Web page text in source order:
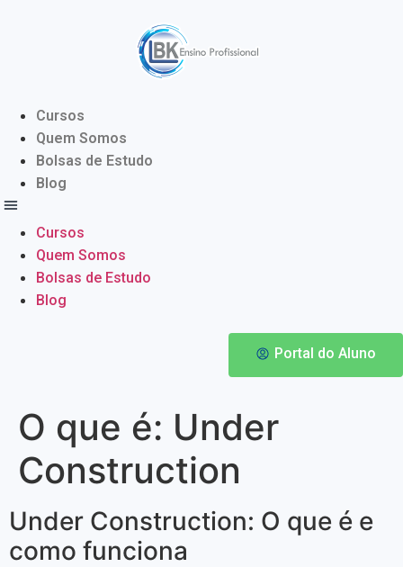
Cursos
Quem Somos
Bolsas de Estudo
Blog
Cursos
Quem Somos
Bolsas de Estudo
Blog
Portal do Aluno
O que é: Under
Construction
Under Construction: O que é e
como funciona